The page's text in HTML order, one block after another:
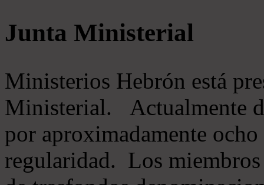
Junta Ministerial
Ministerios Hebrón está
Ministerial. Actualmente
por aproximadamente
regularidad. Los